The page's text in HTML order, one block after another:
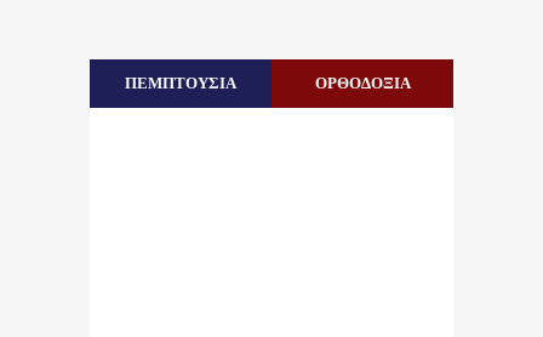
ΠΕΜΠΤΟΥΣΙΑ ΟΡΘΟΔΟΞΙΑ